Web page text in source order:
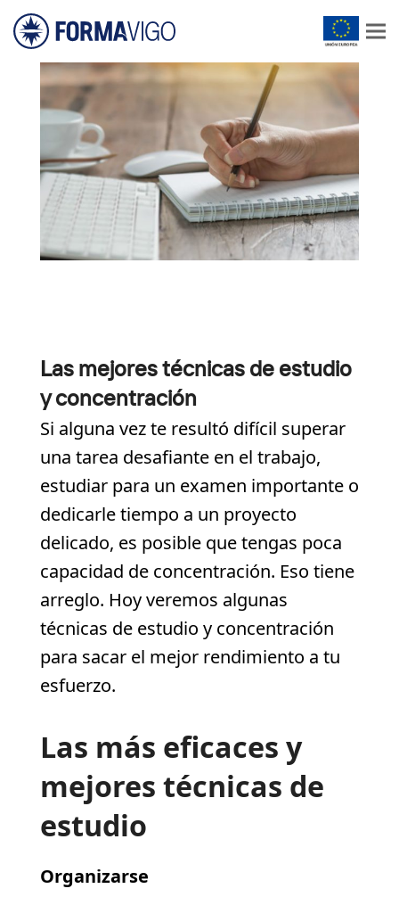
Las mejores técnicas de estudio
y concentración
Si alguna vez te resultó difícil superar
una tarea desafiante en el trabajo,
estudiar para un examen importante o
dedicarle tiempo a un proyecto
delicado, es posible que tengas poca
capacidad de concentración. Eso tiene
arreglo. Hoy veremos algunas
técnicas de estudio y concentración
para sacar el mejor rendimiento a tu
esfuerzo.
Las más eficaces y
mejores técnicas de
estudio
Organizarse